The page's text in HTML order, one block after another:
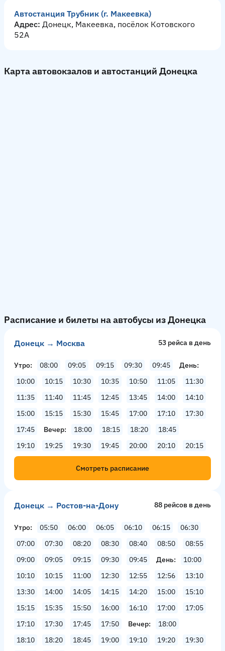
Автостанция Трубник (г. Макеевка)
Адрес: Донецк, Макеевка, посёлок Котовского
52А
Карта автовокзалов и автостанций Донецка
Расписание и билеты на автобусы из Донецка
Донецк → Москва 53 рейсa в день
Утро 08:00 09:05 09:15 09:30 09:45
День
10:00
10:15 10:30 10:35 10:50 11:05
11:30
11:35
11:40 11:45 12:45 13:45 14:00
14:10
15:00
15:15 15:30 15:45 17:00 17:10
17:30
17:45
Вечер 18:00 18:15 18:20
18:45
19:10
19:25 19:30 19:45 20:00 20:10 20:15
Смотреть расписание
Донецк → Ростов-на-Дону 88 рейсов в день
Утро 05:50 06:00 06:05 06:10 06:15
06:30
07:00
07:30 08:20 08:30 08:40 08:50
08:55
09:00
09:05 09:15 09:30 09:45 День
10:00
10:10
10:15 11:00 12:30 12:55 12:56
13:10
13:30
14:00 14:05 14:15 14:20 15:00
15:10
15:15
15:35 15:50 16:00 16:10 17:00
17:05
17:10
17:30 17:45 17:50 Вечер
18:00
18:10
18:20 18:45 19:00 19:10 19:20
19:30